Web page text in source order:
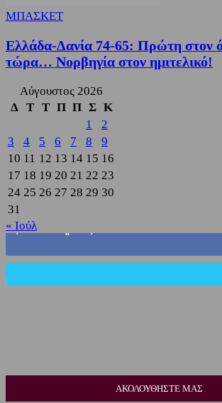
ΜΠΑΣΚΕΤ
Ελλάδα-Δανία 74-65: Πρώτη στον
τώρα… Νορβηγία στον ημιτελικό!
Αύγουστος 2026
Δ
Τ Τ Π Π Σ Κ
1
2
3
4 5 6 7 8
9
10 11 12 13 14 15 16
17 18 19 20 21 22 23
24 25 26 27 28 29 30
31
« Ιούλ
3,822
ΑΚΟΛΟΥΘΗΣΤΕ ΜΑΣ